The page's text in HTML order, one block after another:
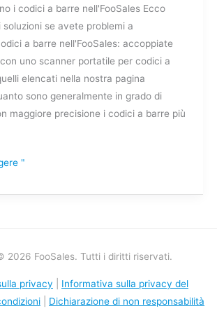
i codici a barre nell'FooSales Ecco
soluzioni se avete problemi a
a barre nell'FooSales: accoppiate
uno scanner portatile per codici a
elencati nella nostra pagina
sono generalmente in grado di
maggiore precisione i codici a barre più
"
2026 FooSales. Tutti i diritti riservati.
privacy
Informativa sulla privacy del
Dichiarazione di non responsabilità